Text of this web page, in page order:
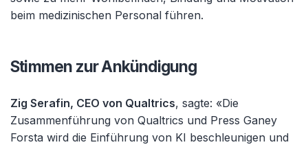
beim medizinischen Personal führen.
Stimmen zur Ankündigung
Zig Serafin, CEO von Qualtrics, sagte: «Die
Zusammenführung von Qualtrics und Press Ganey
Forsta wird die Einführung von KI beschleunigen und